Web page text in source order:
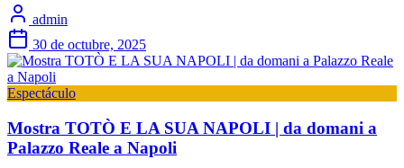
admin
30 de octubre, 2025
Espectáculo
Mostra TOTÒ E LA SUA NAPOLI | da domani a
Palazzo Reale a Napoli